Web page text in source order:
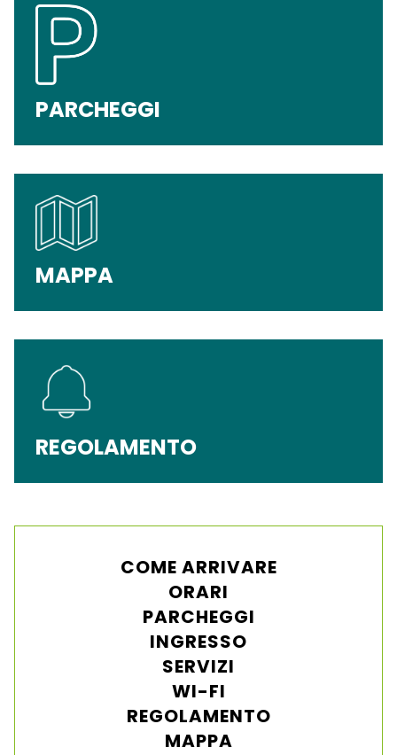
PARCHEGGI
MAPPA
REGOLAMENTO
COME ARRIVARE
ORARI
PARCHEGGI
INGRESSO
SERVIZI
WI-FI
REGOLAMENTO
MAPPA